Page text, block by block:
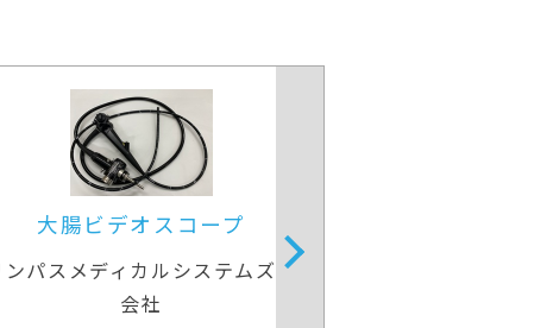
大腸ビデオスコープ
オリンパスメディカルシステムズ株式